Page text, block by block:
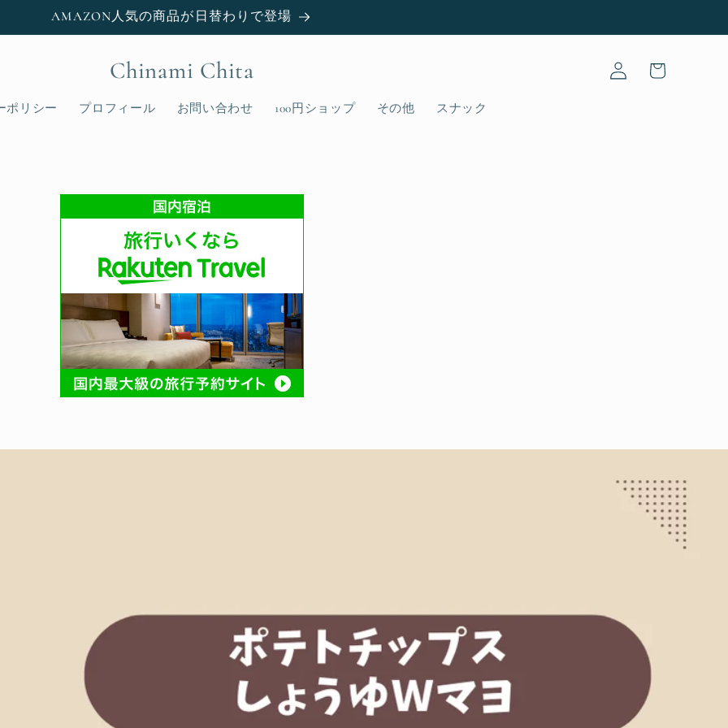
AMAZON人気の商品が日替わりで登場
Chinami Chita
ポリシー プロフィール お問い合わせ 100円ショップ その他 スナック
Log
in
Cart